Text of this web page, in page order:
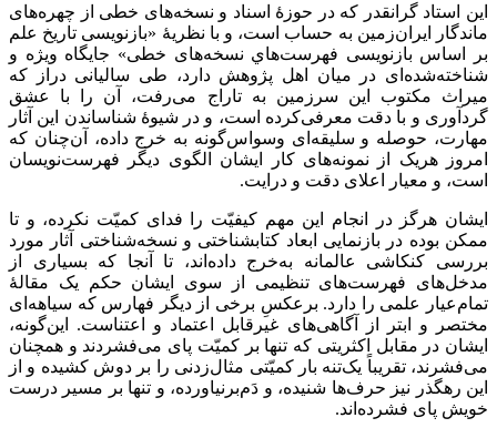
این استاد گرانقدر که در حوزۀ اسناد و نسخه‌های خطی از چهره‌های
ماندگار ایران‌زمین به حساب است، و با نظریۀ «بازنویسی تاریخ علم
بر اساس بازنویسی فهرست‌هاي‌ نسخه‌های خطی» جایگاه ویژه و
شناخته‌شده‌ای در میان اهل پژوهش دارد، طی سالیانی دراز که
میراث مکتوب این سرزمین به تاراج می‌رفت، آن‌ را با عشق
گردآوری و با دقت معرفی‌کرده است، و در شیوۀ شناساندن این آثار
مهارت، حوصله و سلیقه‌‌ای وسواس‌گونه به خرج داده، آن‌چنان که
امروز هریک از نمونه‌های کار ایشان الگوی دیگر فهرست‌نویسان
است، و معیار اعلای دقت و درایت.
ایشان هرگز در انجام این مهم کیفیّت را فدای کمیّت نکرده، و تا
ممکن بوده در بازنمایی ابعاد کتابشناختی و نسخه‌شناختی آثار مورد
بررسی کنکاشی عالمانه به‌خرج داده‌اند، تا آنجا که بسیاری از
مدخل‌های فهرست‌های تنظیمی از سوی ایشان حکم یک مقالۀ
تمام‌عیار علمی را دارد. برعکسِ برخی از دیگر فهارس که سیاهه‌ای
مختصر و ابتر از آگاهی‌های غیرقابل اعتماد و اعتناست. این‌گونه،
ایشان در مقابل اکثریتی که تنها بر کمیّت پای می‌فشردند و همچنان
می‌فشرند، تقریباً یک‌تنه بار کمیّتی مثال‌زدنی را بر دوش کشیده و از
این رهگذر نیز حرف‌ها شنیده، و دَم‌برنیاورده، و تنها بر مسیر درست
خویش پای فشرده‌اند.